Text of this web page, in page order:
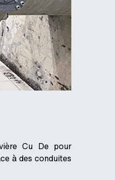
Cu De pour
à des conduites